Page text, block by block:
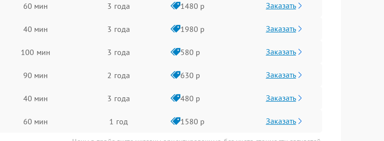
60 мин 3 года 1480 р Заказать
40 мин 3 года 1980 р Заказать
100 мин 3 года 580 р Заказать
90 мин 2 года 630 р Заказать
40 мин 3 года 480 р Заказать
60 мин 1 год 1580 р Заказать